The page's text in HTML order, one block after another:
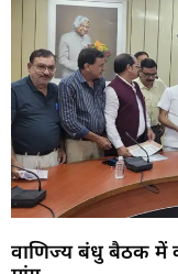
वाणिज्य बंधु बैठक में